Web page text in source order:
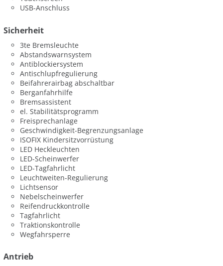
USB-Anschluss
Sicherheit
3te Bremsleuchte
Abstandswarnsystem
Antiblockiersystem
Antischlupfregulierung
Beifahrerairbag abschaltbar
Berganfahrhilfe
Bremsassistent
el. Stabilitätsprogramm
Freisprechanlage
Geschwindigkeit-Begrenzungsanlage
ISOFIX Kindersitzvorrüstung
LED Heckleuchten
LED-Scheinwerfer
LED-Tagfahrlicht
Leuchtweiten-Regulierung
Lichtsensor
Nebelscheinwerfer
Reifendruckkontrolle
Tagfahrlicht
Traktionskontrolle
Wegfahrsperre
Antrieb